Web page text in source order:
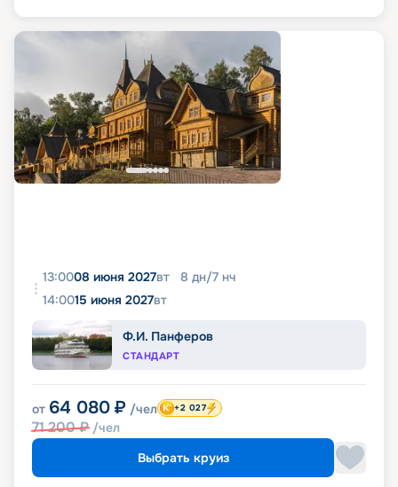
13:0008 июня 2027вт 8 дн/7 нч
14:0015 июня 2027вт
Ф.И. Панферов
СТАНДАРТ
от 64 080 ₽ /чел
71 200₽ /чел
+2 027
Выбрать круиз